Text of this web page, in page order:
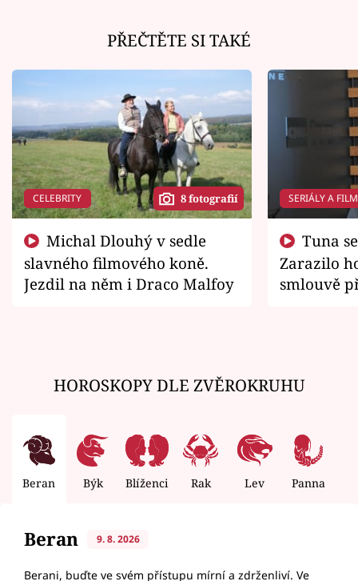
PŘEČTĚTE SI TAKÉ
CELEBRITY 8 fotografií
slavného filmového koně.
Jezdil na něm i Draco Malfoy
SERIÁLY A
Zarazilo
smlouvě
HOROSKOPY DLE ZVĚROKRUHU
Beran Býk Blíženci Rak Lev Panna
Beran 9. 8. 2026
Berani, buďte ve svém přístupu mírní a zdrženliví. Ve